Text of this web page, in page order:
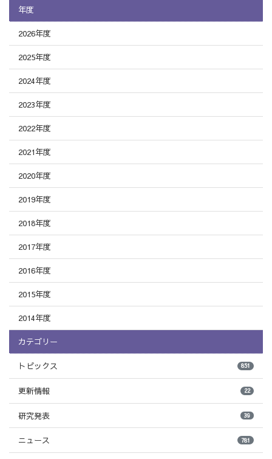
年度
2026年度
2025年度
2024年度
2023年度
2022年度
2021年度
2020年度
2019年度
2018年度
2017年度
2016年度
2015年度
2014年度
カテゴリー
トピックス 851
更新情報 22
研究発表 39
ニュース 781